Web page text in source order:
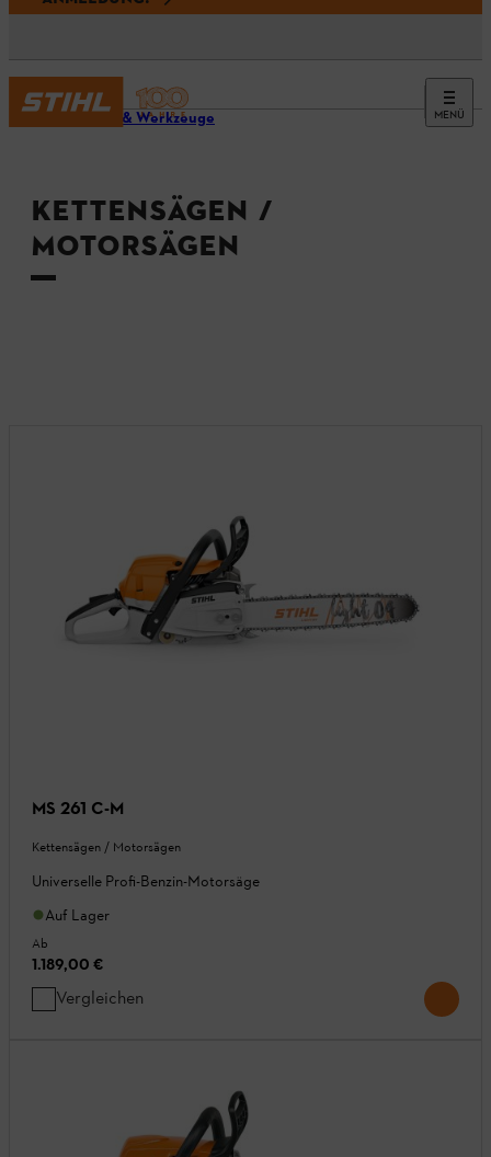
MENÜ
Geräte & Werkzeuge
KETTENSÄGEN /
MOTORSÄGEN
MS 261 C-M
Kettensägen / Motorsägen
Universelle Profi-Benzin-Motorsäge
Auf Lager
Ab
1.189,00 €
Vergleichen